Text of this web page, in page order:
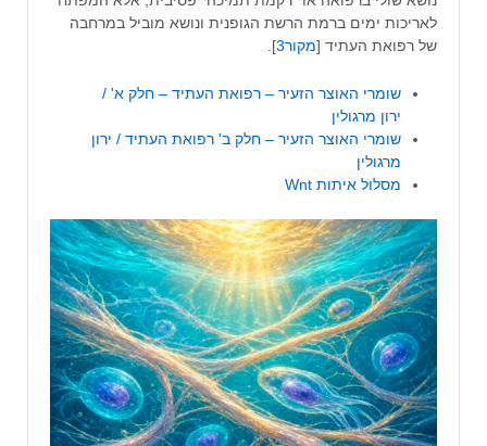
לאריכות ימים ברמת הרשת הגופנית ונושא מוביל במרחבה
של רפואת העתיד [מקור3 ].
שומרי האוצר הזעיר – רפואת העתיד – חלק א' /
ירון מרגולין
שומרי האוצר הזעיר – חלק ב' רפואת העתיד / ירון
מרגולין
מסלול איתות Wnt